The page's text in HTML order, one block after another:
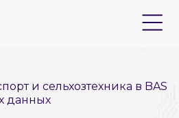
и сельхозтехника в BAS
данных